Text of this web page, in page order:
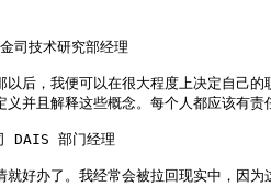
技术研究部经理
后，我便可以在很大程度上决定自己
并且解释这些概念。每个人都应该有责
部门经理
好办了。我经常会被拉回现实中，因